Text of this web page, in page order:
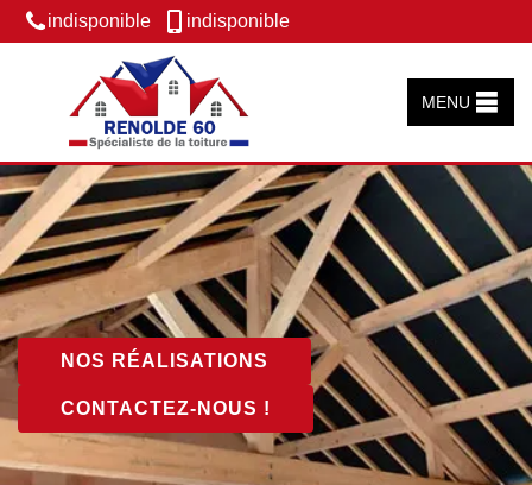
indisponible indisponible
MENU
NOS RÉALISATIONS
CONTACTEZ-NOUS !